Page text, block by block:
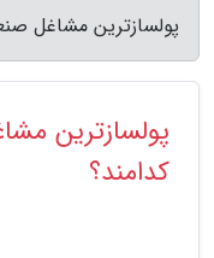
پولسازترین مشاغل
پولسازترین
کدامند؟